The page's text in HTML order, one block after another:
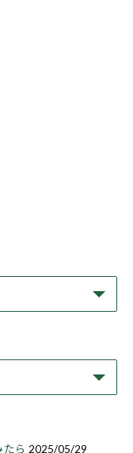
ら 2025/05/29